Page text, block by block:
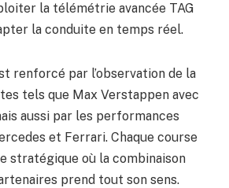
la télémétrie avancée TAG
la conduite en temps réel.
renforcé par l’observation de la
tels que Max Verstappen avec
aussi par les performances
et Ferrari. Chaque course
stratégique où la combinaison
prend tout son sens.